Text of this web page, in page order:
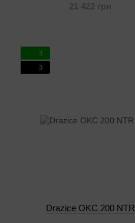
21 422 грн
3
3
Drazice OKC 200 NTR